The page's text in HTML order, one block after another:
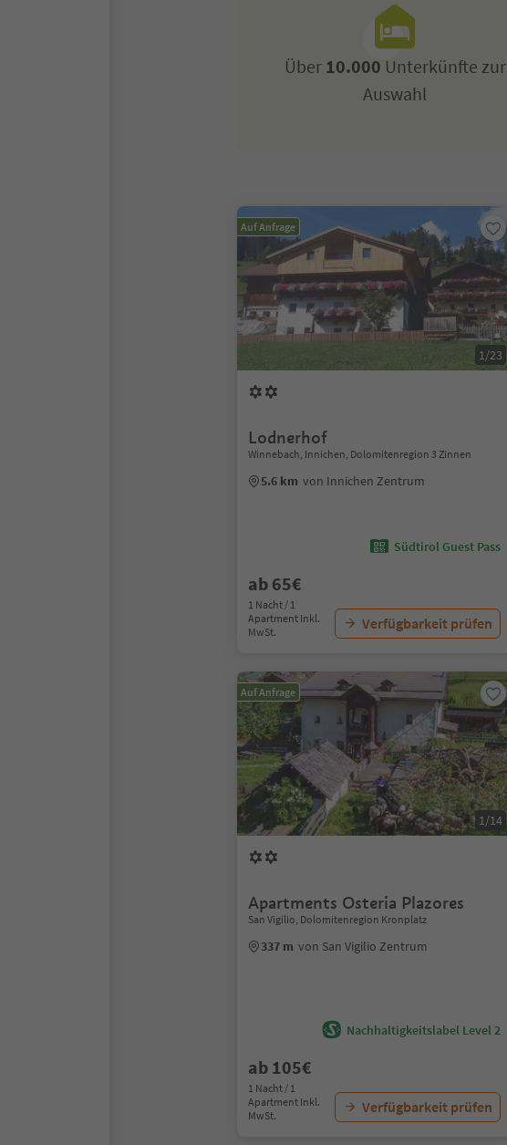
Über10.000 Unterkünfte zur
Auswahl
Auf Anfrage
1/23
Lodnerhof
Winnebach, Innichen, Dolomitenregion 3 Zinnen
5.6 km von Innichen Zentrum
Südtirol Guest Pass
ab 65€
1 Nacht / 1
Apartment Inkl.
MwSt.
Verfügbarkeit prüfen
Auf Anfrage
1/14
Apartments Osteria Plazores
San Vigilio, Dolomitenregion Kronplatz
337 m von San Vigilio Zentrum
Nachhaltigkeitslabel Level 2
ab 105€
1 Nacht / 1
Apartment Inkl.
MwSt.
Verfügbarkeit prüfen